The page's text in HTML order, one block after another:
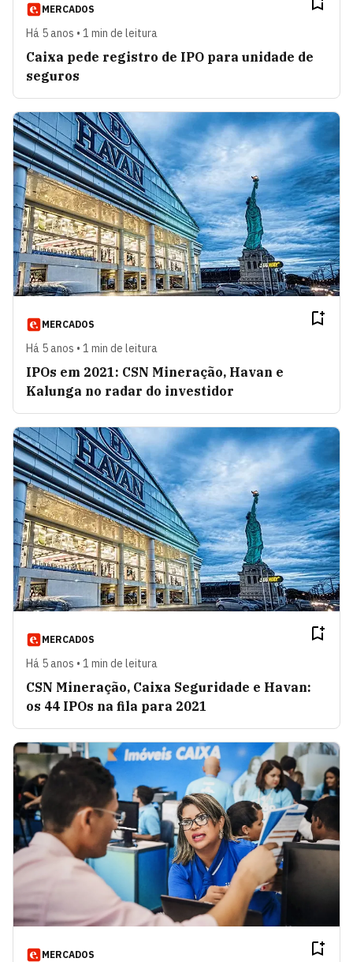
MERCADOS
Há 5 anos • 1 min de leitura
Caixa pede registro de IPO para unidade de
seguros
MERCADOS
Há 5 anos • 1 min de leitura
IPOs em 2021: CSN Mineração, Havan e
Kalunga no radar do investidor
MERCADOS
Há 5 anos • 1 min de leitura
CSN Mineração, Caixa Seguridade e Havan:
os 44 IPOs na fila para 2021
MERCADOS